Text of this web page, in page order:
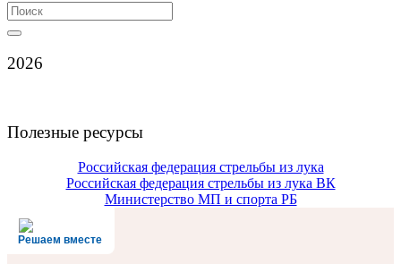
Search
for:
2026
Полезные ресурсы
Российская федерация стрельбы из лука
Российская федерация стрельбы из лука ВК
Министерство МП и спорта РБ
Решаем вместе